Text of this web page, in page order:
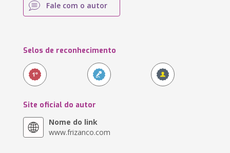
Fale com o autor
Selos de reconhecimento
Site oficial do autor
Nome do link
www.frizanco.com